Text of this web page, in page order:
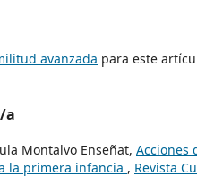
avanzada para este
a
Montalvo Enseñat, Acciones
la primera infancia , Revista